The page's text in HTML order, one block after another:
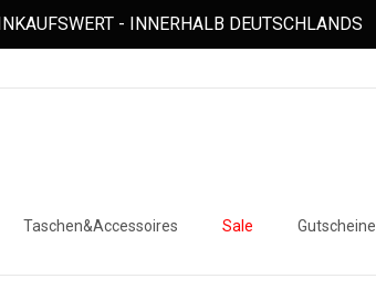
- INNERHALB DEUTSCHLANDS
Taschen&Accessoires Sale Gutscheine